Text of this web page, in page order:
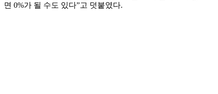
면 0%가 될 수도 있다”고 덧붙였다.